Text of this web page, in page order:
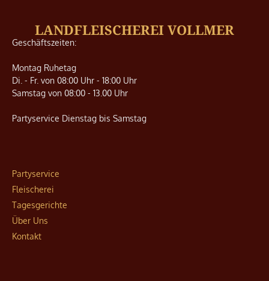
LANDFLEISCHEREI VOLLMER
Geschäft­szeiten:
Montag Ruhetag
Di. - Fr. von 08:00 Uhr - 18:00 Uhr
Samstag von 08:00 - 13.00 Uhr
Partyservice Dienstag bis Samstag
Partyservice
Fleischerei
Tagesgerichte
Über Uns
Kontakt